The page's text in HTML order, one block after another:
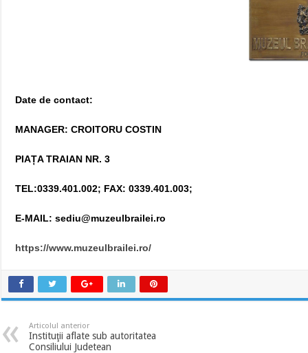
Date de contact:
MANAGER: CROITORU COSTIN
PIAȚA TRAIAN NR. 3
TEL:0339.401.002; FAX: 0339.401.003;
E-MAIL:sediu@muzeulbrailei.ro
https://www.muzeulbrailei.ro/
Articolul anterior
Instituţii aflate sub autoritatea
Consiliului Judetean